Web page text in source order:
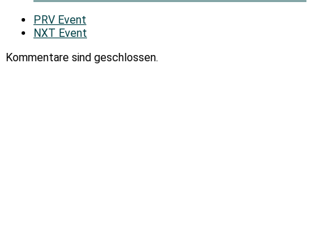
PRV Event
NXT Event
Kommentare sind geschlossen.